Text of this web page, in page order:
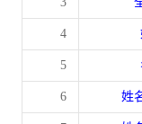
4
5
6 姓